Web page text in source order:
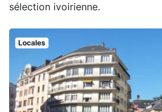
sélection ivoirienne.
Locales